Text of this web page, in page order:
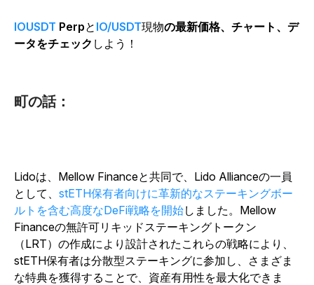
IOUSDT Perpと IO/USDT現物の最新価格、チャート、デ
ータをチェック しよう！
町の話：
Lidoは、Mellow Financeと共同で、Lido Allianceの一員
として、 stETH保有者向けに革新的なステーキングボー
ルトを含む高度なDeFi戦略を開始しました。Mellow
Financeの無許可リキッドステーキングトークン
（LRT）の作成により設計されたこれらの戦略により、
stETH保有者は分散型ステーキングに参加し、さまざま
な特典を獲得することで、資産有用性を最大化できま